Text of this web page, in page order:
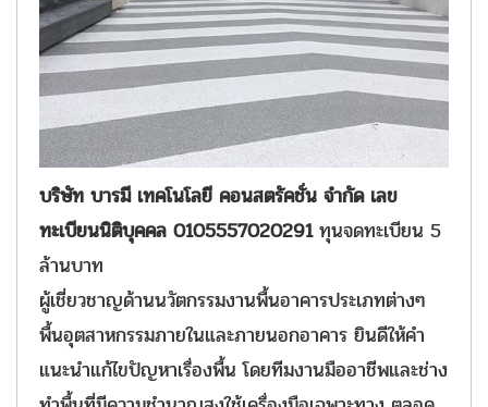
บริษัท บารมี เทคโนโลยี คอนสตรัคชั่น จำกัด เลข
ทะเบียนนิติบุคคล 0105557020291ทุนจดทะเบียน 5
ล้านบาท
ผู้เชี่ยวชาญด้านนวัตกรรมงานพื้นอาคารประเภทต่างๆ
พื้นอุตสาหกรรมภายในและภายนอกอาคาร ยินดีให้คำ
แนะนำแก้ไขปัญหาเรื่องพื้น โดยทีมงานมืออาชีพและช่าง